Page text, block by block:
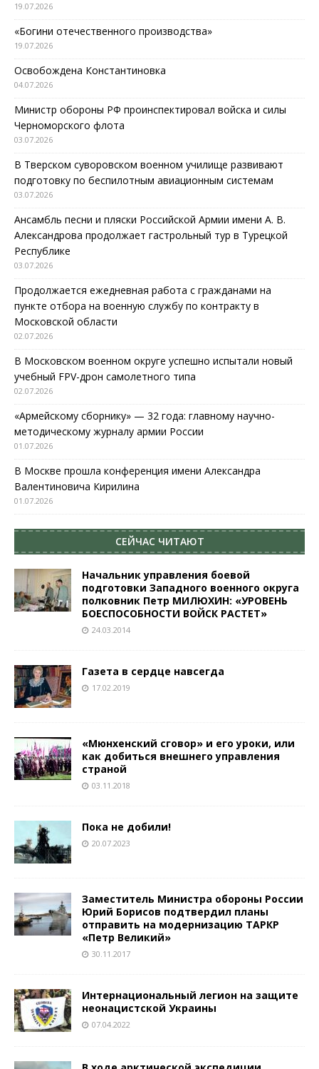
19.07.2026
«Богини отечественного производства»
19.07.2026
Освобождена Константиновка
04.07.2026
Министр обороны РФ проинспектировал войска и силы
Черноморского флота
03.07.2026
В Тверском суворовском военном училище развивают
подготовку по беспилотным авиационным системам
03.07.2026
Ансамбль песни и пляски Российской Армии имени А. В.
Александрова продолжает гастрольный тур в Турецкой
Республике
03.07.2026
Продолжается ежедневная работа с гражданами на
пункте отбора на военную службу по контракту в
Московской области
02.07.2026
В Московском военном округе успешно испытали новый
учебный FPV-дрон самолетного типа
02.07.2026
«Армейскому сборнику» — 32 года: главному научно-
методическому журналу армии России
01.07.2026
В Москве прошла конференция имени Александра
Валентиновича Кирилина
01.07.2026
СЕЙЧАС ЧИТАЮТ
Начальник управления боевой
подготовки Западного военного округа
полковник Петр МИЛЮХИН: «УРОВЕНЬ
БОЕСПОСОБНОСТИ ВОЙСК РАСТЕТ»
24.03.2014
Газета в сердце навсегда
17.02.2019
«Мюнхенский сговор» и его уроки, или
как добиться внешнего управления
страной
03.11.2018
Пока не добили!
20.07.2023
Заместитель Министра обороны России
Юрий Борисов подтвердил планы
отправить на модернизацию ТАРКР
«Петр Великий»
30.11.2017
Интернациональный легион на защите
неонацистской Украины
07.04.2022